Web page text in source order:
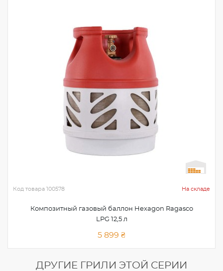
Код товара 100578 На складе
Композитный газовый баллон Hexagon Ragasco
LPG 12,5 л
5 899 ₴
ДРУГИЕ ГРИЛИ ЭТОЙ СЕРИИ